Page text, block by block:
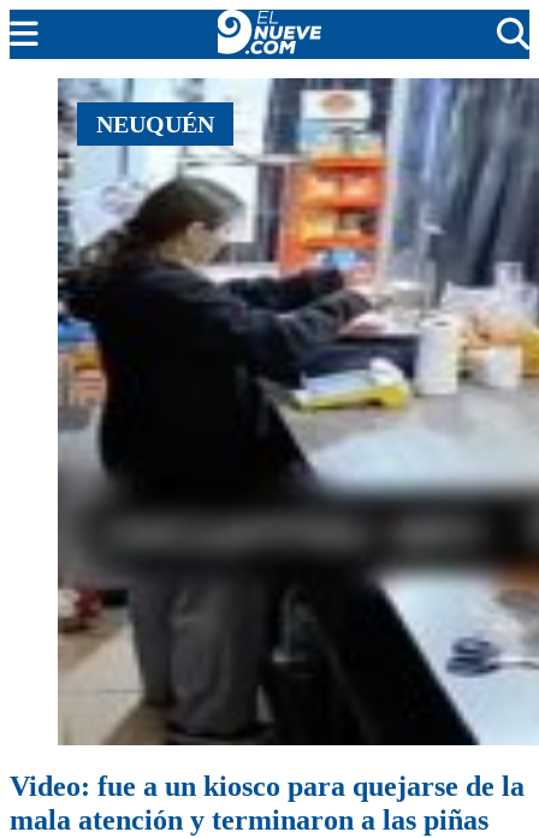
MENDOZA
CADA DÍA
ARGENTINA
NOTICIERO 9
PROTAGONISTAS
EL NUEVE STREAMS
PROGRAMACIÓN
EN VIVO
NEUQUÉN
Video: fue a un kiosco para quejarse de la
mala atención y terminaron a las piñas